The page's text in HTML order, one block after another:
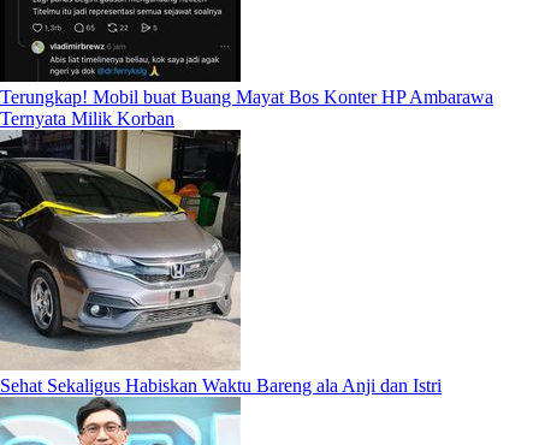
Terungkap! Mobil buat Buang Mayat Bos Konter HP Ambarawa
Ternyata Milik Korban
Sehat Sekaligus Habiskan Waktu Bareng ala Anji dan Istri